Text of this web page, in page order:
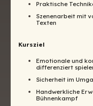
Praktische
Szenenarbeit mit
Texten
Kursziel
Emotionale und
differenziert
Sicherheit im
Handwerkliche
Bühnenkampf